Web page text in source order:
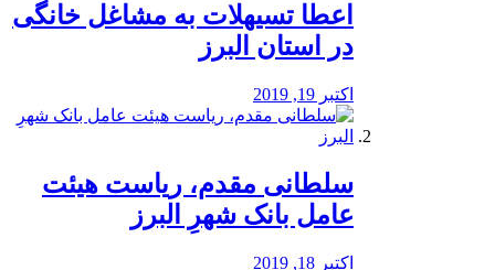
️اعطا تسیهلات به مشاغل خانگی
در استان البرز
اکتبر 19, 2019
سلطانی مقدم، ریاست هیئت
عامل بانک شهرِ البرز
اکتبر 18, 2019